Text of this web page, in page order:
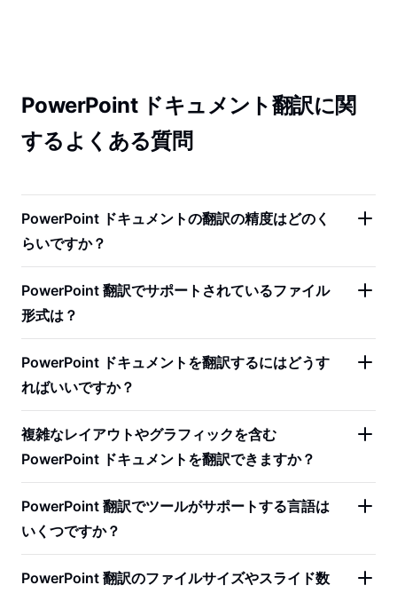
PowerPoint ドキュメント翻訳に関
するよくある質問
PowerPoint ドキュメントの翻訳の精度はどのく
らいですか？
PowerPoint 翻訳でサポートされているファイル
形式は？
PowerPoint ドキュメントを翻訳するにはどうす
ればいいですか？
複雑なレイアウトやグラフィックを含む
PowerPoint ドキュメントを翻訳できますか？
PowerPoint 翻訳でツールがサポートする言語は
いくつですか？
PowerPoint 翻訳のファイルサイズやスライド数